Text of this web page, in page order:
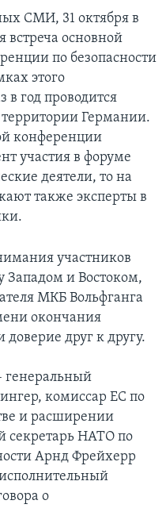
СМИ, 31 октября в
встреча основной
по безопасности
этого
год проводится
Германии.
конференции
участия в форуме
деятели, то на
также эксперты в
участников
Западом и Востоком,
МКБ Вольфганга
окончания
друг к другу.
генеральный
комиссар ЕС по
и расширении
секретарь НАТО по
Арнд Фрейхерр
о